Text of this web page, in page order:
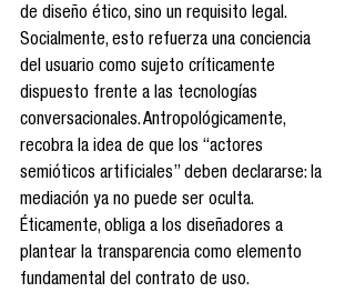
de diseño ético, sino un requisito legal.
Socialmente, esto refuerza una conciencia
del usuario como sujeto críticamente
dispuesto frente a las tecnologías
conversacionales. Antropológicamente,
recobra la idea de que los “actores
semióticos artificiales” deben declararse: la
mediación ya no puede ser oculta.
Éticamente, obliga a los diseñadores a
plantear la transparencia como elemento
fundamental del contrato de uso.